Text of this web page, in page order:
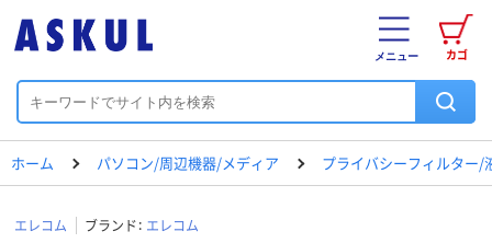
カゴ
メニュー
ホーム パソコン/周辺機器/メディア プライバシーフィルター/
エレコム ブランド： エレコム